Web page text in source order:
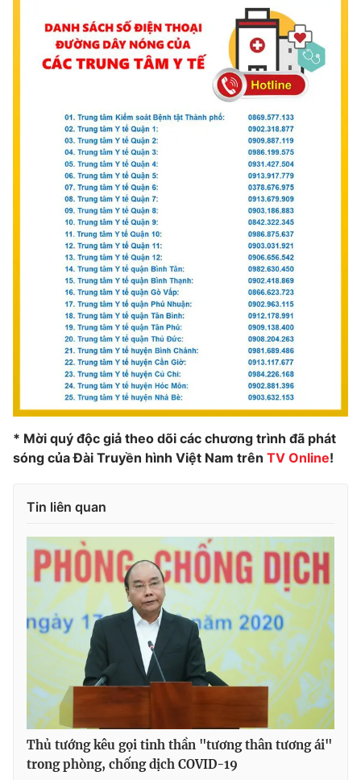
Emagazine Podcast
Infographic
Shorts video
VTV Money VTV Thể thao
VTV Sức khoẻ Bất động sản
Thị trường 24h Tấm lòng Việt
Vươn mình bằng AI
VTV8
Liên hệ tòa soạn English
Theo dõi báo trên
Cơ quan chủ quản:
Đài Truyền hình Việt Nam
Cơ quan báo chí:
Thời báo VTV
Giấy phép hoạt động báo in và báo điện tử số 483/GP-BTTTT
cấp ngày 29/12/2023
Tổng Biên tập:
Vũ Thanh Thủy
Phó Tổng Biên tập:Nguyễn Thị Mỹ Hạnh, Phạm Quốc Thắng,
Nguyễn Trọng Ninh
Tổng đài VTV:024.38 355 931 - 024.38 355 932
* Mời quý độc giả theo dõi các chương trình đã phát
sóng của Đài Truyền hình Việt Nam trên TV Online!
Tin liên quan
Thủ tướng kêu gọi tinh thần "tương thân tương ái"
trong phòng, chống dịch COVID-19